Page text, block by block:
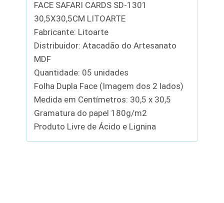
FACE SAFARI CARDS SD-1301
30,5X30,5CM LITOARTE
Fabricante: Litoarte
Distribuidor: Atacadão do Artesanato
MDF
Quantidade: 05 unidades
Folha Dupla Face (Imagem dos 2 lados)
Medida em Centímetros: 30,5 x 30,5
Gramatura do papel 180g/m2
Produto Livre de Ácido e Lignina